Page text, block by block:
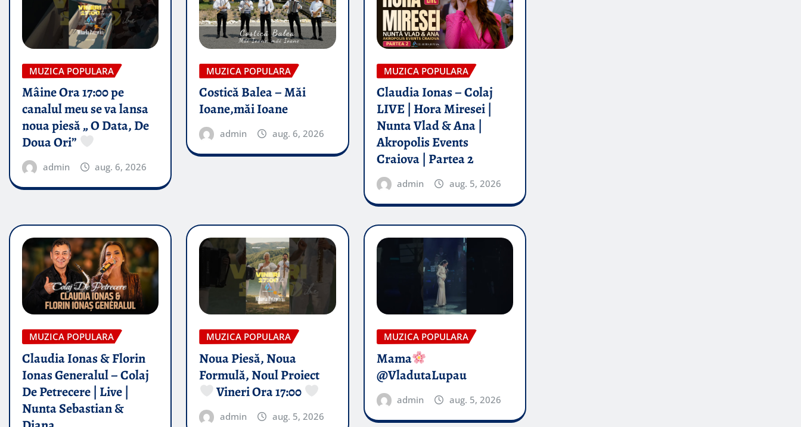
MUZICA POPULARA
Mâine Ora 17:00 pe
canalul meu se va lansa
noua piesă „ O Data, De
Doua Ori”
admin aug. 6, 2026
MUZICA POPULARA
Costică Balea – Măi
Ioane,măi Ioane
admin aug. 6, 2026
MUZICA POPULARA
Claudia Ionas – Colaj
LIVE | Hora Miresei |
Nunta Vlad & Ana |
Akropolis Events
Craiova | Partea 2
admin aug. 5, 2026
MUZICA POPULARA
Claudia Ionas & Florin
Ionas Generalul – Colaj
De Petrecere | Live |
Nunta Sebastian &
MUZICA POPULARA
Noua Piesă, Noua
Formulă, Noul Proiect
Vineri Ora 17:00
admin aug. 5, 2026
MUZICA POPULARA
Mama
@VladutaLupau
admin aug. 5, 2026